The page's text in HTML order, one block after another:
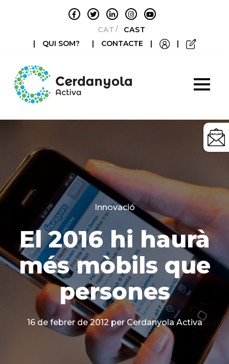
CATALÀCASTELLANO
|
QUI SOM? | CONTACTE | |
Categories
Innovació
El 2016 hi haurà
més mòbils que
persones
16 de febrer de 2012 per Cerdanyola Activa